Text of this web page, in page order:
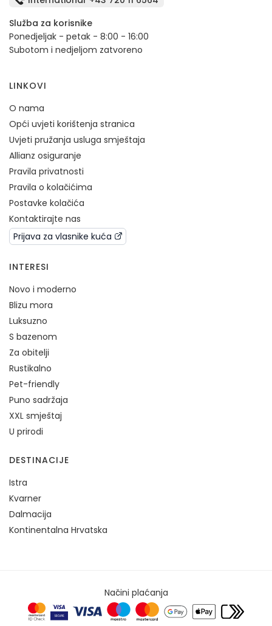
Služba za korisnike
Ponedjeljak - petak - 8:00 - 16:00
Subotom i nedjeljom zatvoreno
LINKOVI
O nama
Opći uvjeti korištenja stranica
Uvjeti pružanja usluga smještaja
Allianz osiguranje
Pravila privatnosti
Pravila o kolačićima
Postavke kolačića
Kontaktirajte nas
Prijava za vlasnike kuća
INTERESI
Novo i moderno
Blizu mora
Luksuzno
S bazenom
Za obitelji
Rustikalno
Pet-friendly
Puno sadržaja
XXL smještaj
U prirodi
DESTINACIJE
Istra
Kvarner
Dalmacija
Kontinentalna Hrvatska
Načini plaćanja